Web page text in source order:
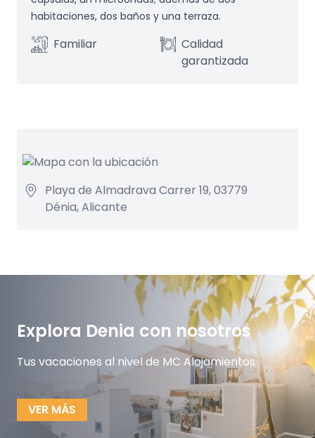
habitaciones, dos baños y una terraza.
Familiar
Calidad
garantizada
Playa de Almadrava Carrer 19, 03779
Dénia, Alicante
Explora Denia con nosotros
Tus vacaciones al nivel de MC Alojamientos
VER MÁS